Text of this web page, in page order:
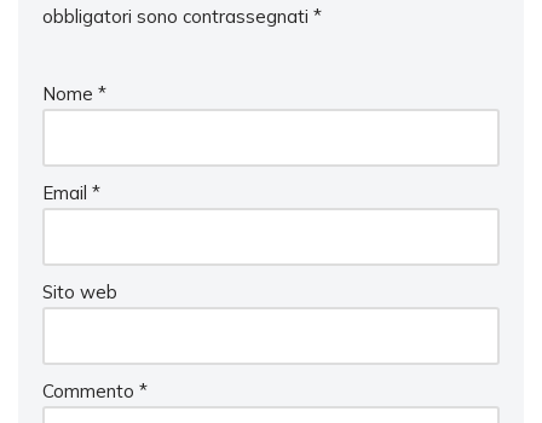
obbligatori sono contrassegnati *
Nome *
Email *
Sito web
Commento *